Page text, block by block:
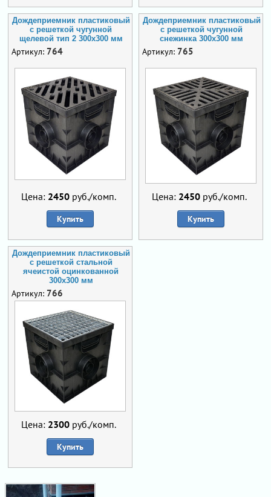
Дождеприемник пластиковый
с решеткой чугунной
щелевой тип 2 300х300 мм
Артикул: 764
Цена: 2450 руб./комп.
Купить
Дождеприемник пластиковый
с решеткой чугунной
снежинка 300х300 мм
Артикул: 765
Цена: 2450 руб./комп.
Купить
Дождеприемник пластиковый
с решеткой стальной
ячеистой оцинкованной
300х300 мм
Артикул: 766
Цена: 2300 руб./комп.
Купить